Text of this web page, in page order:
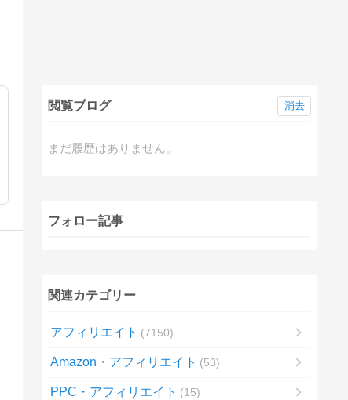
閲覧ブログ
まだ履歴はありません。
消去
フォロー記事
関連カテゴリー
アフィリエイト 7150
Amazon・アフィリエイト 53
PPC・アフィリエイト 15